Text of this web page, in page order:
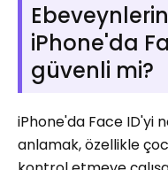
iPhone'da
güvenli mi?
iPhone'da Face ID'yi
anlamak, özellikle